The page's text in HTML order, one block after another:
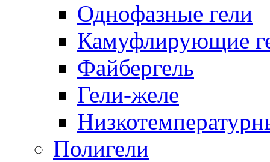
Однофазные гели
Камуфлирующие
Файбергель
Гели-желе
Полигели